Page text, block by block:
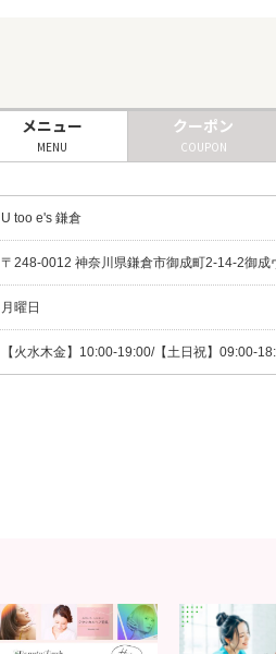
メニュー
MENU
クーポン
COUPON
U too e's 鎌倉
〒248-0012 神奈川県鎌倉市御成町2-14-2御成
月曜日
【火水木金】10:00-19:00/【土日祝】09:00-